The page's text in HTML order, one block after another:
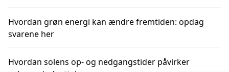
Hvordan grøn energi kan ændre fremtiden: opdag
svarene her
Hvordan solens op- og nedgangstider påvirker